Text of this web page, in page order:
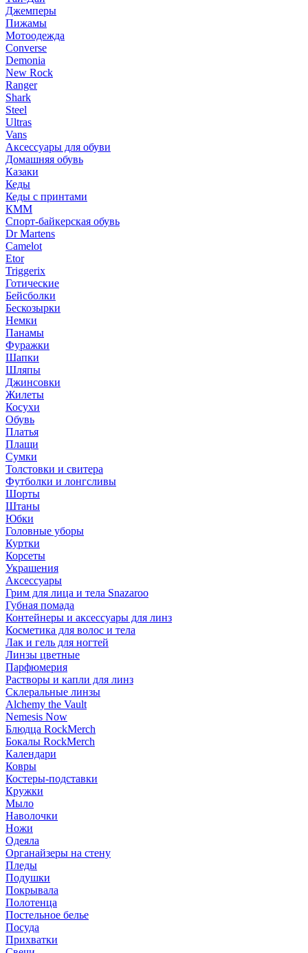
Джемперы
Пижамы
Мотоодежда
Converse
Demonia
New Rock
Ranger
Shark
Steel
Ultras
Vans
Аксессуары для обуви
Домашняя обувь
Казаки
Кеды
Кеды с принтами
КММ
Спорт-байкерская обувь
Dr Martens
Camelot
Etor
Triggerix
Готические
Бейсболки
Бескозырки
Немки
Панамы
Фуражки
Шапки
Шляпы
Джинсовки
Жилеты
Косухи
Обувь
Платья
Плащи
Сумки
Толстовки и свитера
Футболки и лонгсливы
Шорты
Штаны
Юбки
Головные уборы
Куртки
Корсеты
Украшения
Аксессуары
Грим для лица и тела Snazaroo
Губная помада
Контейнеры и аксессуары для линз
Косметика для волос и тела
Лак и гель для ногтей
Линзы цветные
Парфюмерия
Растворы и капли для линз
Склеральные линзы
Alchemy the Vault
Nemesis Now
Блюдца RockMerch
Бокалы RockMerch
Календари
Ковры
Костеры-подставки
Кружки
Мыло
Наволочки
Ножи
Одеяла
Органайзеры на стену
Пледы
Подушки
Покрывала
Полотенца
Постельное белье
Посуда
Прихватки